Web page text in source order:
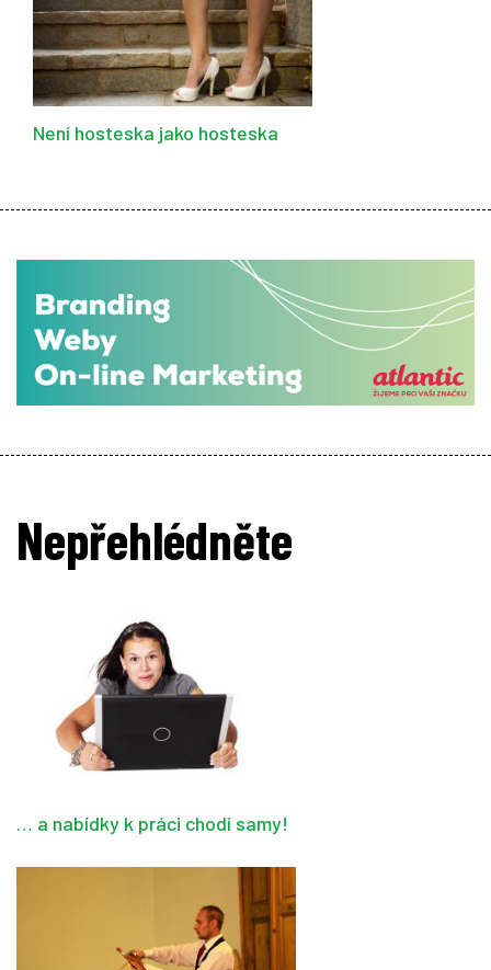
Není hosteska jako hosteska
Nepřehlédněte
… a nabídky k práci chodí samy!